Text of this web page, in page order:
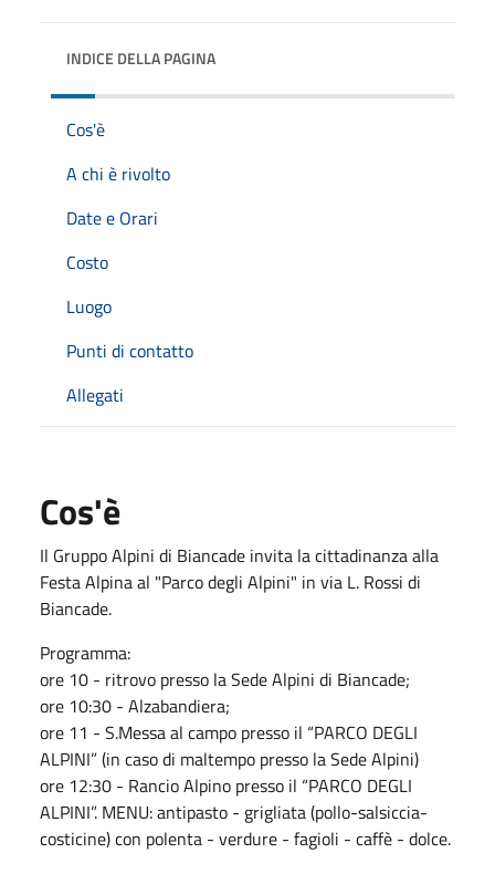
INDICE DELLA PAGINA
Cos'è
A chi è rivolto
Date e Orari
Costo
Luogo
Punti di contatto
Allegati
Cos'è
Il Gruppo Alpini di Biancade invita la cittadinanza alla
Festa Alpina al "Parco degli Alpini" in via L. Rossi di
Biancade.
Programma:
ore 10 - ritrovo presso la Sede Alpini di Biancade;
ore 10:30 - Alzabandiera;
ore 11 - S.Messa al campo presso il “PARCO DEGLI
ALPINI” (in caso di maltempo presso la Sede Alpini)
ore 12:30 - Rancio Alpino presso il “PARCO DEGLI
ALPINI”. MENU: antipasto - grigliata (pollo-salsiccia-
costicine) con polenta - verdure - fagioli - caffè - dolce.